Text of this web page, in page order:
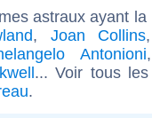
astraux ayant
, Joan Collins
Antonioni
... Voir tous
.